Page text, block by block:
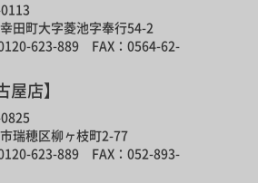
田町大字菱池字奉行54-2
623-889 FAX：0564-62-
屋店】
瑞穂区柳ヶ枝町2-77
623-889 FAX：052-893-